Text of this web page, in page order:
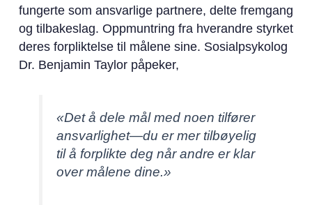
fungerte som ansvarlige partnere, delte fremgang
og tilbakeslag. Oppmuntring fra hverandre styrket
deres forpliktelse til målene sine. Sosialpsykolog
Dr. Benjamin Taylor påpeker,
«Det å dele mål med noen tilfører
ansvarlighet—du er mer tilbøyelig
til å forplikte deg når andre er klar
over målene dine.»